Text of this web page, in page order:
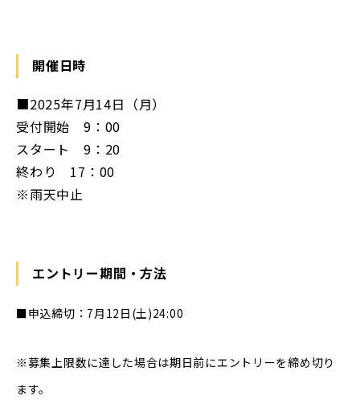
開催日時
■2025年7月14日（月）
受付開始 9：00
スタート 9：20
終わり 17：00
※雨天中止
エントリー期間・方法
■申込締切：7月12日(土)24:00
※募集上限数に達した場合は期日前にエントリーを締め切り
ます。